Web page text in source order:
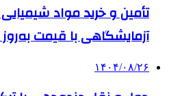
تأمین و خرید مواد
آزمایشگاهی با قیمت
۱۴۰۴/۰۸/۲۶